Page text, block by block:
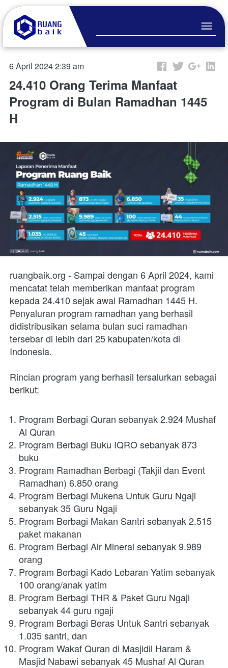
6 April 2024 2:39 am
24.410 Orang Terima Manfaat
Program di Bulan Ramadhan 1445
H
ruangbaik.org - Sampai dengan 6 April 2024, kami
mencatat telah memberikan manfaat program
kepada 24.410 sejak awal Ramadhan 1445 H.
Penyaluran program ramadhan yang berhasil
didistribusikan selama bulan suci ramadhan
tersebar di lebih dari 25 kabupaten/kota di
Indonesia.
Rincian program yang berhasil tersalurkan sebagai
berikut:
Program Berbagi Quran sebanyak 2.924 Mushaf
Al Quran
Program Berbagi Buku IQRO sebanyak 873
buku
Program Ramadhan Berbagi (Takjil dan Event
Ramadhan) 6.850 orang
Program Berbagi Mukena Untuk Guru Ngaji
sebanyak 35 Guru Ngaji
Program Berbagi Makan Santri sebanyak 2.515
paket makanan
Program Berbagi Air Mineral sebanyak 9.989
orang
Program Berbagi Kado Lebaran Yatim sebanyak
100 orang/anak yatim
Program Berbagi THR & Paket Guru Ngaji
sebanyak 44 guru ngaji
Program Berbagi Beras Untuk Santri sebanyak
1.035 santri, dan
Program Wakaf Quran di Masjidil Haram &
Masjid Nabawi sebanyak 45 Mushaf Al Quran